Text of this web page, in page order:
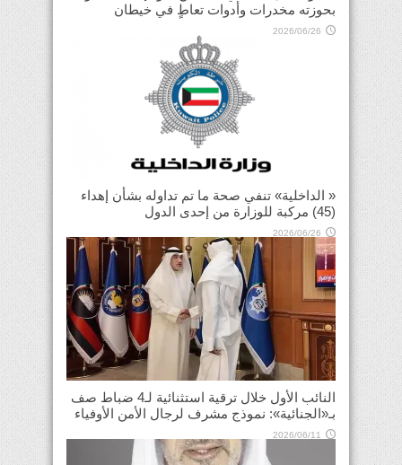
بحوزته مخدرات وأدوات تعاطٍ في خيطان
2026/06/26
« الداخلية» تنفي صحة ما تم تداوله بشأن إهداء
(45) مركبة للوزارة من إحدى الدول
2026/06/26
النائب الأول خلال ترقية استثنائية لـ4 ضباط صف
بـ«الجنائية»: نموذج مشرف لرجال الأمن الأوفياء
2026/06/11